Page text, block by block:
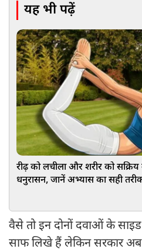
यह भी पढ़ें
रीढ़ को लचीला और शरीर को
धनुरासन, जानें अभ्यास का सही
वैसे तो इन दोनों दवाओं के
साफ लिखे हैं लेकिन सरकार